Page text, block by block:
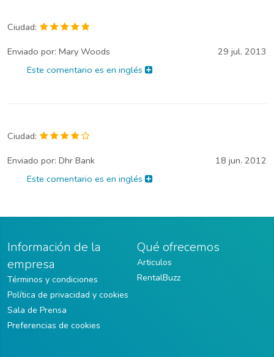
Ciudad:
Enviado por: Mary Woods
29 jul. 2013
Este comentario es en inglés
Ciudad:
Enviado por: Dhr Bank
18 jun. 2012
Este comentario es en inglés
Información de la
empresa
Términos y condiciones
Política de privacidad y cookies
Sala de Prensa
Preferencias de cookies
Qué ofrecemos
Articulos
RentalBuzz